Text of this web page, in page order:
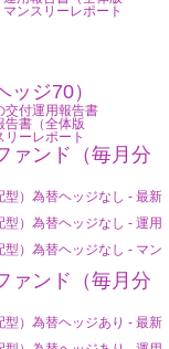
ンスリーレポート
ジ70）
交付運用報告書
告書（全体版
ーレポート
ァンド（毎月分
型）為替ヘッジなし - 最新
）為替ヘッジなし - 運用
）為替ヘッジなし - マン
ァンド（毎月分
型）為替ヘッジあり - 最新